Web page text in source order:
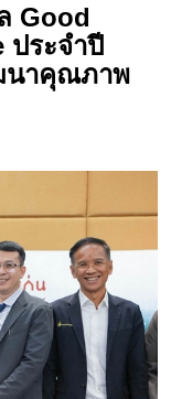
Good
ประจำปี
นาคุณภาพ